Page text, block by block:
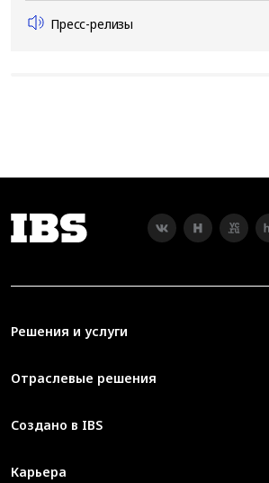
Пресс-релизы
Решения и услуги
Отраслевые решения
Создано в IBS
Карьера